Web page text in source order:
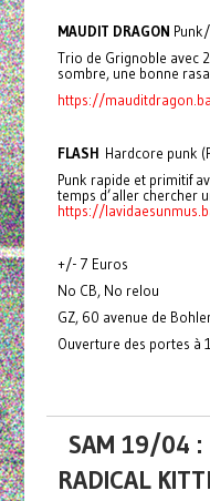
MAUDIT DRAGON
Trio de Grignoble avec
sombre, une bonne
https://
FLASH Hardcore punk
Punk rapide et primitif
temps d’aller chercher
https://
+/- 7 Euros
No CB, No relou
GZ, 60 avenue de
Ouverture des portes à
SAM 19/04 :
RADICAL